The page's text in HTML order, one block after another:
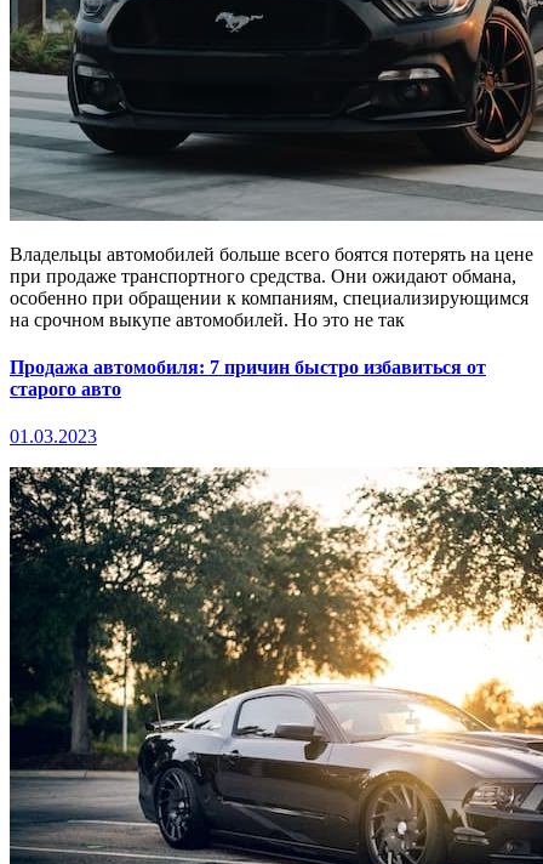
Владельцы автомобилей больше всего боятся потерять на цене
при продаже транспортного средства. Они ожидают обмана,
особенно при обращении к компаниям, специализирующимся
на срочном выкупе автомобилей. Но это не так
Продажа автомобиля: 7 причин быстро избавиться от
старого авто
01.03.2023